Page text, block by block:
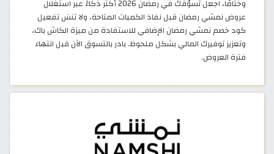
وختامًا، اجعل تسوّقك في رمضان 2026 أكثر ذكاءً عبر استغلال
عروض نمشي رمضان قبل نفاذ الكميات المتاحة، ولا تنسَ تفعيل
كود خصم نمشي رمضان الإضافي للاستفادة من ميزة الكاش باك،
وتعزيز توفيرك المالي بشكل ملحوظ. بادر بالتسوق الآن قبل انتهاء
فترة العروض.